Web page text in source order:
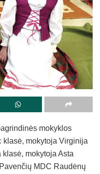
mokyklos
klasė, mokytoja Virginija
mokytoja Asta
MDC Raudėnų